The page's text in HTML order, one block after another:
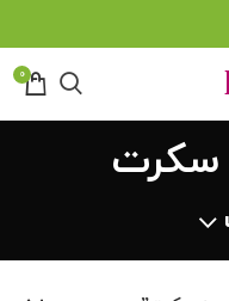
0
سکرت